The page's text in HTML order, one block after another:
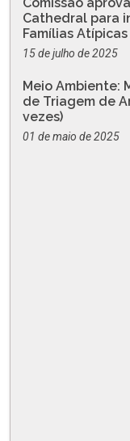
Comissão
Cathedral para
Famílias
15 de julho de 2025
Meio Ambiente:
de Triagem de
vezes)
01 de maio de 2025